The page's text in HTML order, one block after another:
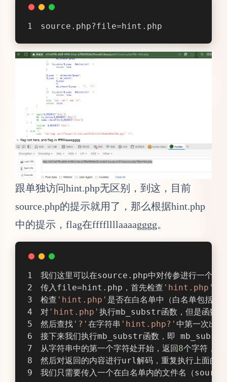
source.php?file=hint.php
跟单独访问hint.php无区别，到这，目前
source.php的提示就用了，那么根据hint.php
中的提示，flag在ffffllllaaaagggg。
我们这里可以在source.php中对传参进行一个分
传入file=hint.php，首先检查 'hint.php'
检查 'hint.php' 是否在白名单中（白名单包括
对 'hint.php' 执行mb_substr函数，但是函数
然后查找 '?' 在字符串 'hint.php?' 中第一次出
接下来我们执行mb_substr函数，即
从字符串中的第一个字符处开始，返回 8个字符，
然后对返回的内容进行url解码，重复执行上面的
我们只需要传入一个在白名单内的文件名（